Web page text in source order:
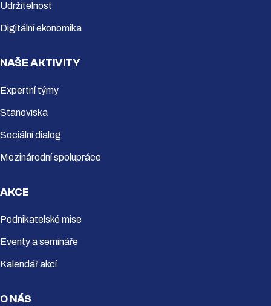
Udržitelnost
Digitální ekonomika
NAŠE AKTIVITY
Expertní týmy
Stanoviska
Sociální dialog
Mezinárodní spolupráce
AKCE
Podnikatelské mise
Eventy a semináře
Kalendář akcí
O NÁS